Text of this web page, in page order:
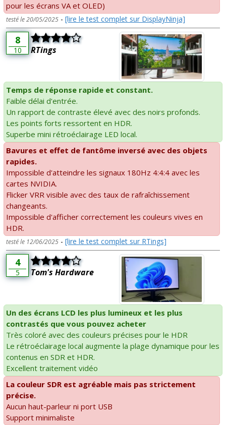
pour les écrans VA et OLED)
testé le 20/05/2025 - [lire le test complet sur DisplayNinja]
8
10 RTings
Temps de réponse rapide et constant.
Faible délai d'entrée.
Un rapport de contraste élevé avec des noirs profonds.
Les points forts ressortent en HDR.
Superbe mini rétroéclairage LED local.
Bavures et effet de fantôme inversé avec des objets
rapides.
Impossible d'atteindre les signaux 180Hz 4:4:4 avec les
cartes NVIDIA.
Flicker VRR visible avec des taux de rafraîchissement
changeants.
Impossible d'afficher correctement les couleurs vives en
HDR.
testé le 12/06/2025 - [lire le test complet sur RTings]
4
5 Tom's Hardware
Un des écrans LCD les plus lumineux et les plus
contrastés que vous pouvez acheter
Très coloré avec des couleurs précises pour le HDR
Le rétroéclairage local augmente la plage dynamique pour les
contenus en SDR et HDR.
Excellent traitement vidéo
La couleur SDR est agréable mais pas strictement
précise.
Aucun haut-parleur ni port USB
Support minimaliste